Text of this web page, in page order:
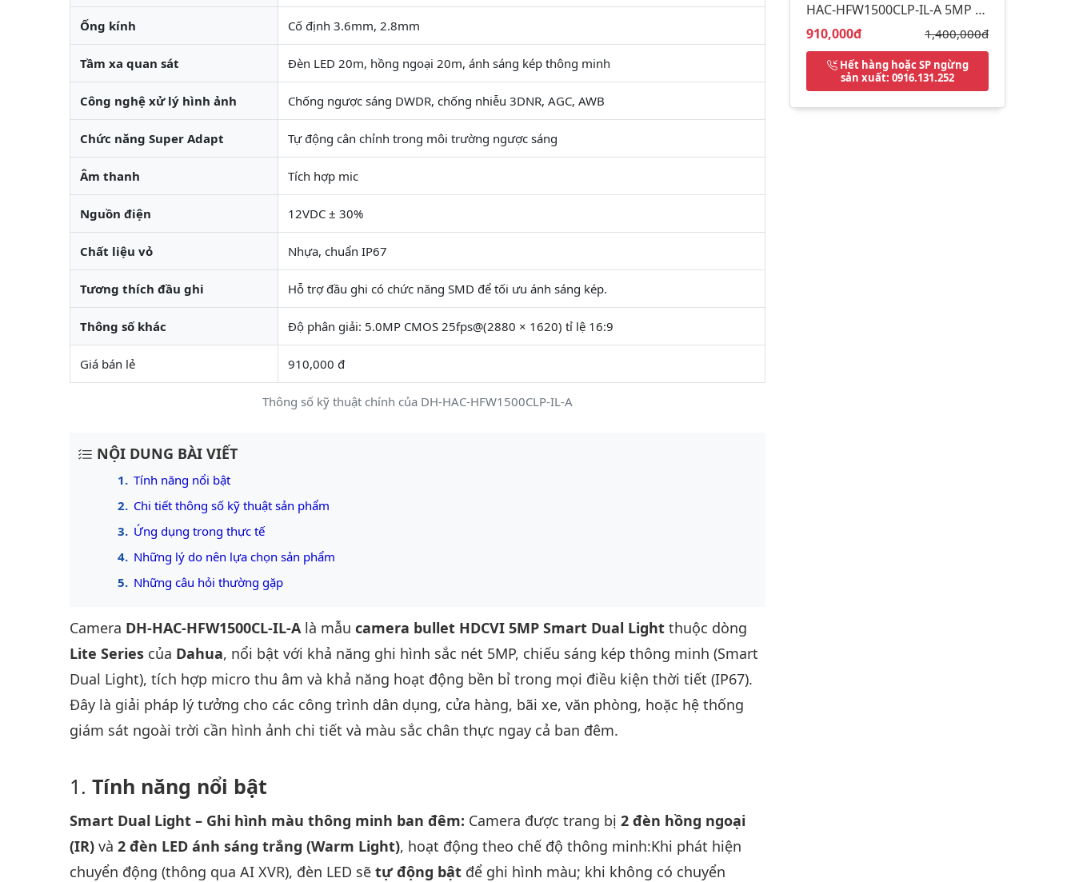
Thông số kỹ thuật chính của DH-HAC-HFW1500CLP-IL-A
Ống kính Cố định 3.6mm, 2.8mm
Tầm xa quan sát Đèn LED 20m, hồng ngoại 20m, ánh sáng kép thông minh
Công nghệ xử lý hình ảnh Chống ngược sáng DWDR, chống nhiễu 3DNR, AGC, AWB
Chức năng Super Adapt Tự động cân chỉnh trong môi trường ngược sáng
Âm thanh Tích hợp mic
Nguồn điện 12VDC ± 30%
Chất liệu vỏ Nhựa, chuẩn IP67
Tương thích đầu ghi Hỗ trợ đầu ghi có chức năng SMD để tối ưu ánh sáng kép.
Thông số khác Độ phân giải: 5.0MP CMOS 25fps@(2880 × 1620) tỉ lệ 16:9
Giá bán lẻ 910,000 đ
NỘI DUNG BÀI VIẾT
Tính năng nổi bật
Chi tiết thông số kỹ thuật sản phẩm
Ứng dụng trong thực tế
Những lý do nên lựa chọn sản phẩm
Những câu hỏi thường gặp
Camera DH-HAC-HFW1500CL-IL-Alà mẫu camera bullet HDCVI 5MP Smart Dual Light thuộc dòng
Lite Series của Dahua, nổi bật với khả năng ghi hình sắc nét 5MP, chiếu sáng kép thông minh (Smart
Dual Light), tích hợp micro thu âm và khả năng hoạt động bền bỉ trong mọi điều kiện thời tiết (IP67).
Đây là giải pháp lý tưởng cho các công trình dân dụng, cửa hàng, bãi xe, văn phòng, hoặc hệ thống
giám sát ngoài trời cần hình ảnh chi tiết và màu sắc chân thực ngay cả ban đêm.
Tính năng nổi bật
Smart Dual Light – Ghi hình màu thông minh ban đêm: Camera được trang bị 2 đèn hồng ngoại
(IR) và 2 đèn LED ánh sáng trắng (Warm Light), hoạt động theo chế độ thông minh:Khi phát hiện
chuyển động (thông qua AI XVR), đèn LED sẽ tự động bật để ghi hình màu; khi không có chuyển
HAC-HFW1500CLP-IL-A 5MP -
đèn trợ sáng, có thu âm
Giá bán:
910,000đ Giá gốc:
1,400,000đ
Hết hàng hoặc SP ngừng
sản xuất: 0916.131.252